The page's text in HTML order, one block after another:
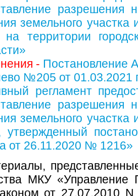
разрешения
земельного участка
на территории
- Постановление
№205 от 01.03.2021
регламент
разрешения
земельного участка
утвержденный
от 26.11.2020 № 1216»
МКУ
от 27.07.2010